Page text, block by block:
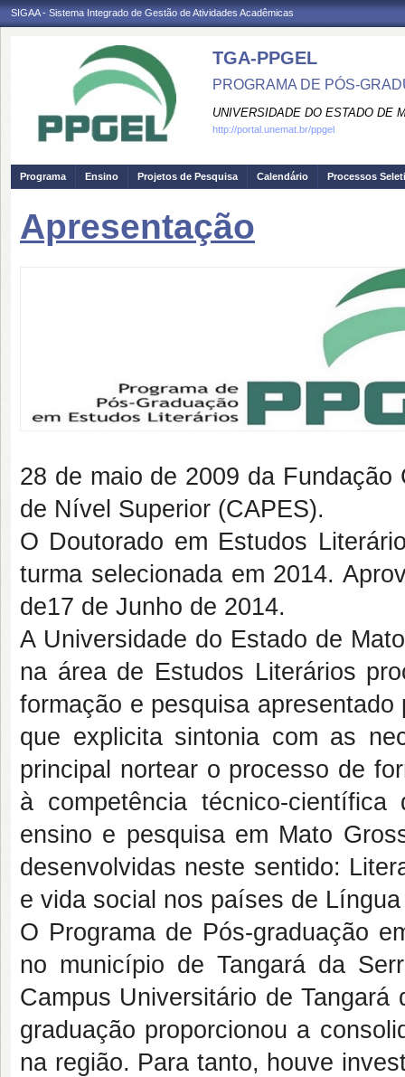
SIGAA - Sistema Integrado de Gestão de Atividades Acadêmicas
TGA-PPGEL
PROGRAMA DE PÓS-
UNIVERSIDADE DO ESTADO DE
http://portal.unemat.br/ppgel
Programa Ensino Projetos de Pesquisa Calendário Processos
Apresentação
28 de maio de 2009 da
de Nível Superior (CAPES).
O Doutorado em Estudos
turma selecionada em 2014.
de17 de Junho de 2014.
A Universidade do Estado de
na área de Estudos Literários
formação e pesquisa
que explicita sintonia com as
principal nortear o processo de
à competência técnico-
ensino e pesquisa em Mato
desenvolvidas neste sentido:
e vida social nos países de
O Programa de Pós-graduação
no município de Tangará da
Campus Universitário de
graduação proporcionou a
na região. Para tanto, houve